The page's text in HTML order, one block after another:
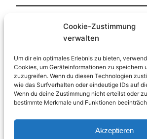
Cookie-Zustimmung
verwalten
Um dir ein optimales Erlebnis zu bieten,
Cookies, um Geräteinformationen zu speichern
zuzugreifen. Wenn du diesen Technologien
wie das Surfverhalten oder eindeutige IDs auf
Wenn du deine Zustimmung nicht erteilst oder
bestimmte Merkmale und Funktionen
Akzeptieren
1. Februar 2019in
vonHP-Lernfreude
Schlagwörter: